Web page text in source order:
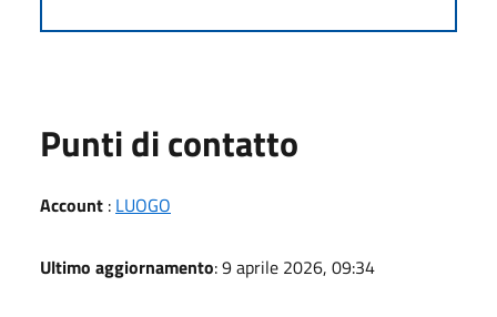
Punti di contatto
Account : LUOGO
Ultimo aggiornamento: 9 aprile 2026, 09:34